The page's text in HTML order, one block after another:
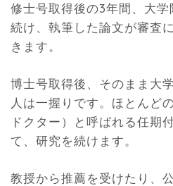
修士号取得後の3年間、大
続け、執筆した論文が審査
きます。
博士号取得後、そのまま大
人は一握りです。ほとんど
ドクター）と呼ばれる任期
て、研究を続けます。
教授から推薦を受けたり、